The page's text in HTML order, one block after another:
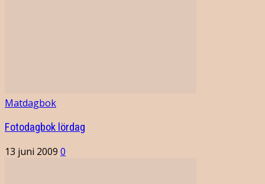
Matdagbok
Fotodagbok lördag
13 juni 2009 0